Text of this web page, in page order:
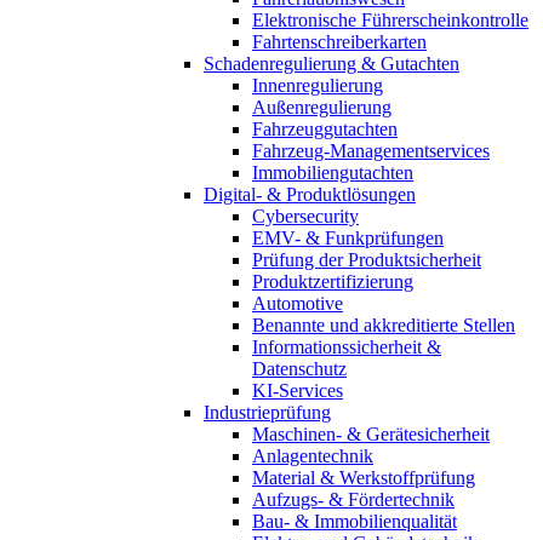
Elektronische Führerscheinkontrolle
Fahrtenschreiberkarten
Schadenregulierung & Gutachten
Innenregulierung
Außenregulierung
Fahrzeuggutachten
Fahrzeug-Managementservices
Immobiliengutachten
Digital- & Produktlösungen
Cybersecurity
EMV- & Funkprüfungen
Prüfung der Produktsicherheit
Produktzertifizierung
Automotive
Benannte und akkreditierte Stellen
Informationssicherheit &
Datenschutz
KI-Services
Industrieprüfung
Maschinen- & Gerätesicherheit
Anlagentechnik
Material & Werkstoffprüfung
Aufzugs- & Fördertechnik
Bau- & Immobilienqualität